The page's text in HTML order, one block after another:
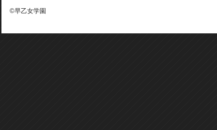
©早乙女学園